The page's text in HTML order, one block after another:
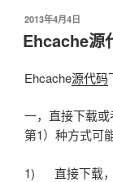
发
布
于
2013年4月4日
Ehcache源
Ehcache源代码
一，直接下载或
第1）种方式可
1) 直接下载，